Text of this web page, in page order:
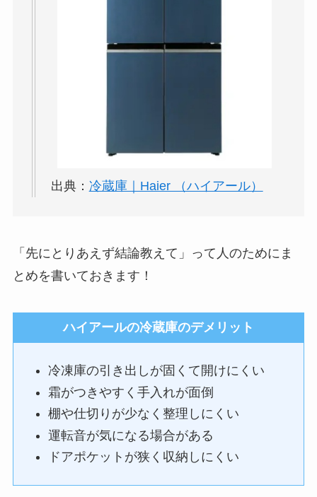
出典： 冷蔵庫｜Haier （ハイアール）
「先にとりあえず結論教えて」って人のためにま
とめを書いておきます！
ハイアールの冷蔵庫のデメリット
冷凍庫の引き出しが固くて開けにくい
霜がつきやすく手入れが面倒
棚や仕切りが少なく整理しにくい
運転音が気になる場合がある
ドアポケットが狭く収納しにくい